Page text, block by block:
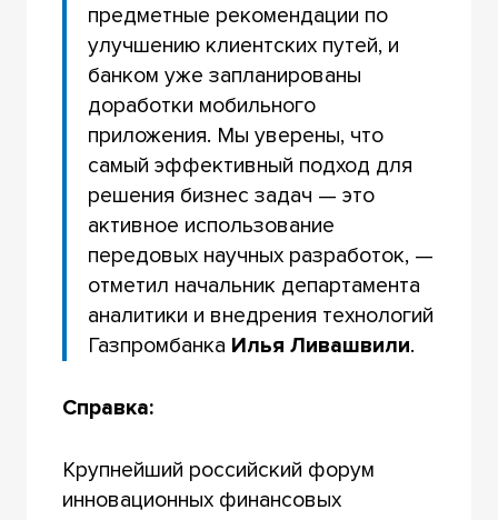
предметные рекомендации по
улучшению клиентских путей, и
банком уже запланированы
доработки мобильного
приложения. Мы уверены, что
самый эффективный подход для
решения бизнес задач — это
активное использование
передовых научных разработок, —
отметил начальник департамента
аналитики и внедрения технологий
Газпромбанка Илья Ливашвили.
Справка:
Крупнейший российский форум
инновационных финансовых